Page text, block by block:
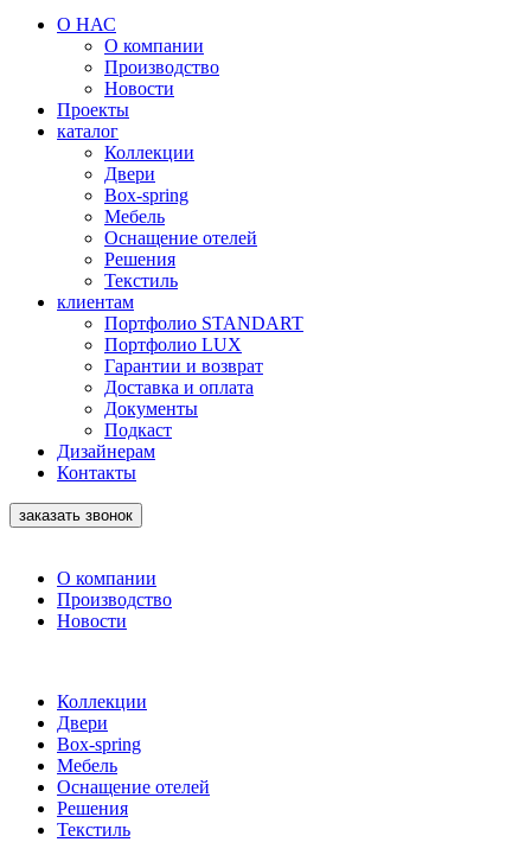
О НАС
О компании
Производство
Новости
Проекты
каталог
Коллекции
Двери
Box-spring
Мебель
Оснащение отелей
Решения
Текстиль
клиентам
Портфолио STANDART
Портфолио LUX
Гарантии и возврат
Доставка и оплата
Документы
Подкаст
Дизайнерам
Контакты
заказать звонок
О компании
Производство
Новости
Коллекции
Двери
Box-spring
Мебель
Оснащение отелей
Решения
Текстиль